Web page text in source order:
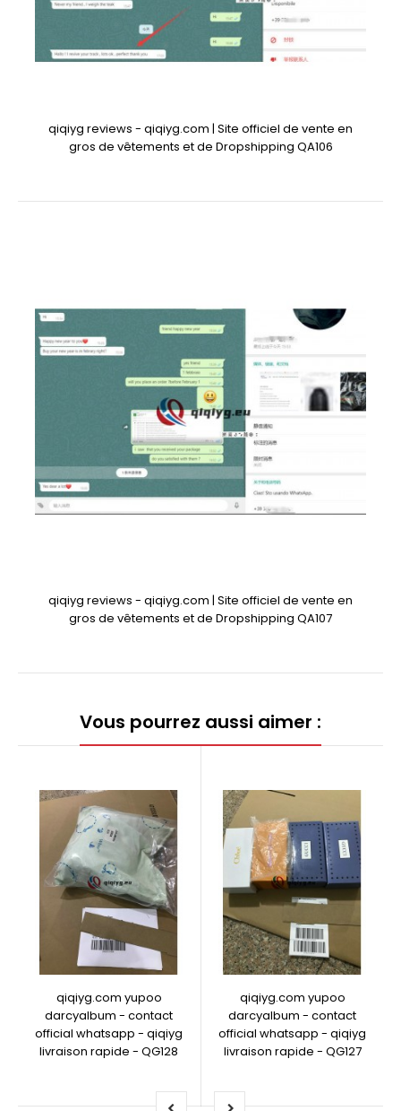
qiqiyg reviews - qiqiyg.com | Site officiel de vente en
gros de vêtements et de Dropshipping QA106
qiqiyg reviews - qiqiyg.com | Site officiel de vente en
gros de vêtements et de Dropshipping QA107
Vous pourrez aussi aimer :
qiqiyg.com yupoo
darcyalbum - contact
official whatsapp - qiqiyg
livraison rapide - QG128
qiqiyg.com yupoo
darcyalbum - contact
official whatsapp - qiqiyg
livraison rapide - QG127